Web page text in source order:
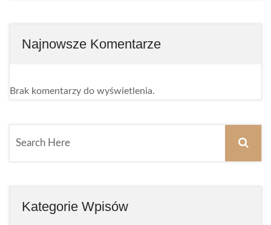
Najnowsze Komentarze
Brak komentarzy do wyświetlenia.
Kategorie Wpisów